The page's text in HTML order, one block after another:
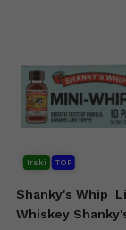
Irski TOP
Shanky's Whip
Whiskey